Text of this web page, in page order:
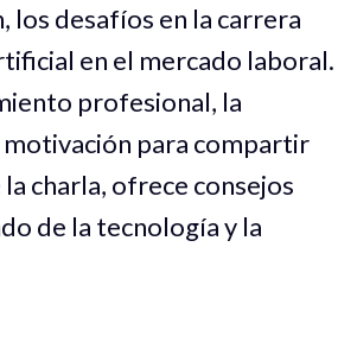
los desafíos en la carrera
en el mercado laboral.
profesional, la
para compartir
charla, ofrece consejos
de la tecnología y la